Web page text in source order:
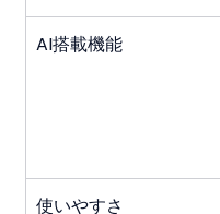
AI搭載機能
使いやすさ